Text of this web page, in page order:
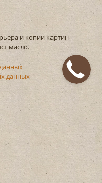
и копии картин
масло.
данных